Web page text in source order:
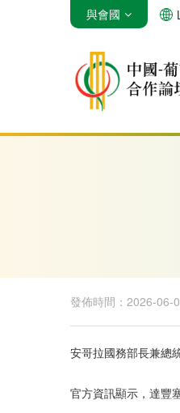
安哥拉
與會國
發佈時間：2026-06-
安哥拉國務部長兼總
官方資訊顯示，達豐